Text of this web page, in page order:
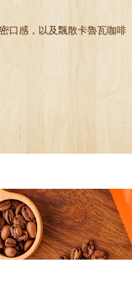
口感，以及飄散卡魯瓦咖啡